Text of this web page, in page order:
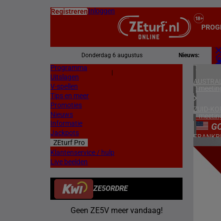
RegistrerenInloggen
Donderdag 6 augustus Nieuws:
Programma
Uitslagen
V-spellen
Tips en meer
Promoties
Nieuws
Informatie
Jackpots
ZEturf Pro
Klantenservice / hulp
Live beelden
ZE5ORDRE
Geen ZE5V meer vandaag!
2
ZUID-
1
1
3
09/06/